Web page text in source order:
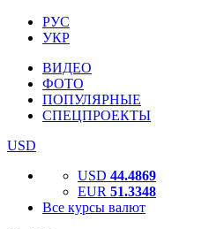
РУС
УКР
ВИДЕО
ФОТО
ПОПУЛЯРНЫЕ
СПЕЦПРОЕКТЫ
USD
USD 44.4869
EUR 51.3348
Все курсы валют